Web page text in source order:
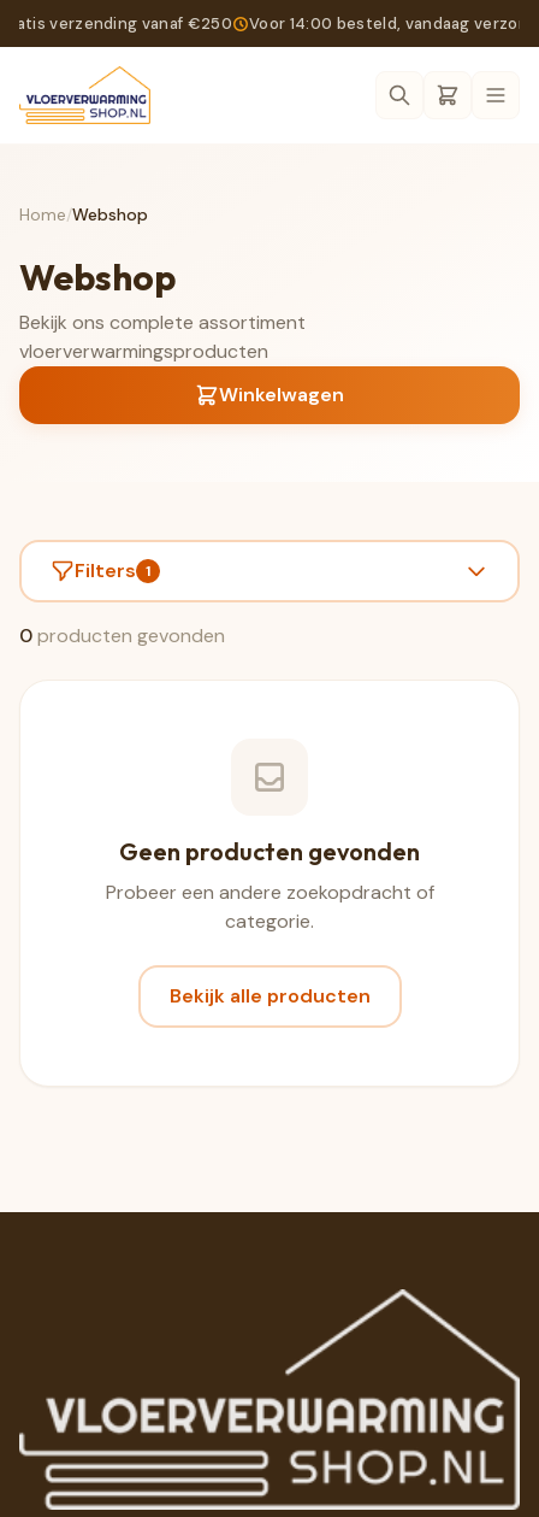
verzending vanaf €250 Voor 14:00 besteld, vandaag
Home/Webshop
Webshop
Bekijk ons complete assortiment
vloerverwarmingsproducten
Winkelwagen
Filters 1
0producten gevonden
Geen producten gevonden
Probeer een andere zoekopdracht of
categorie.
Bekijk alle producten